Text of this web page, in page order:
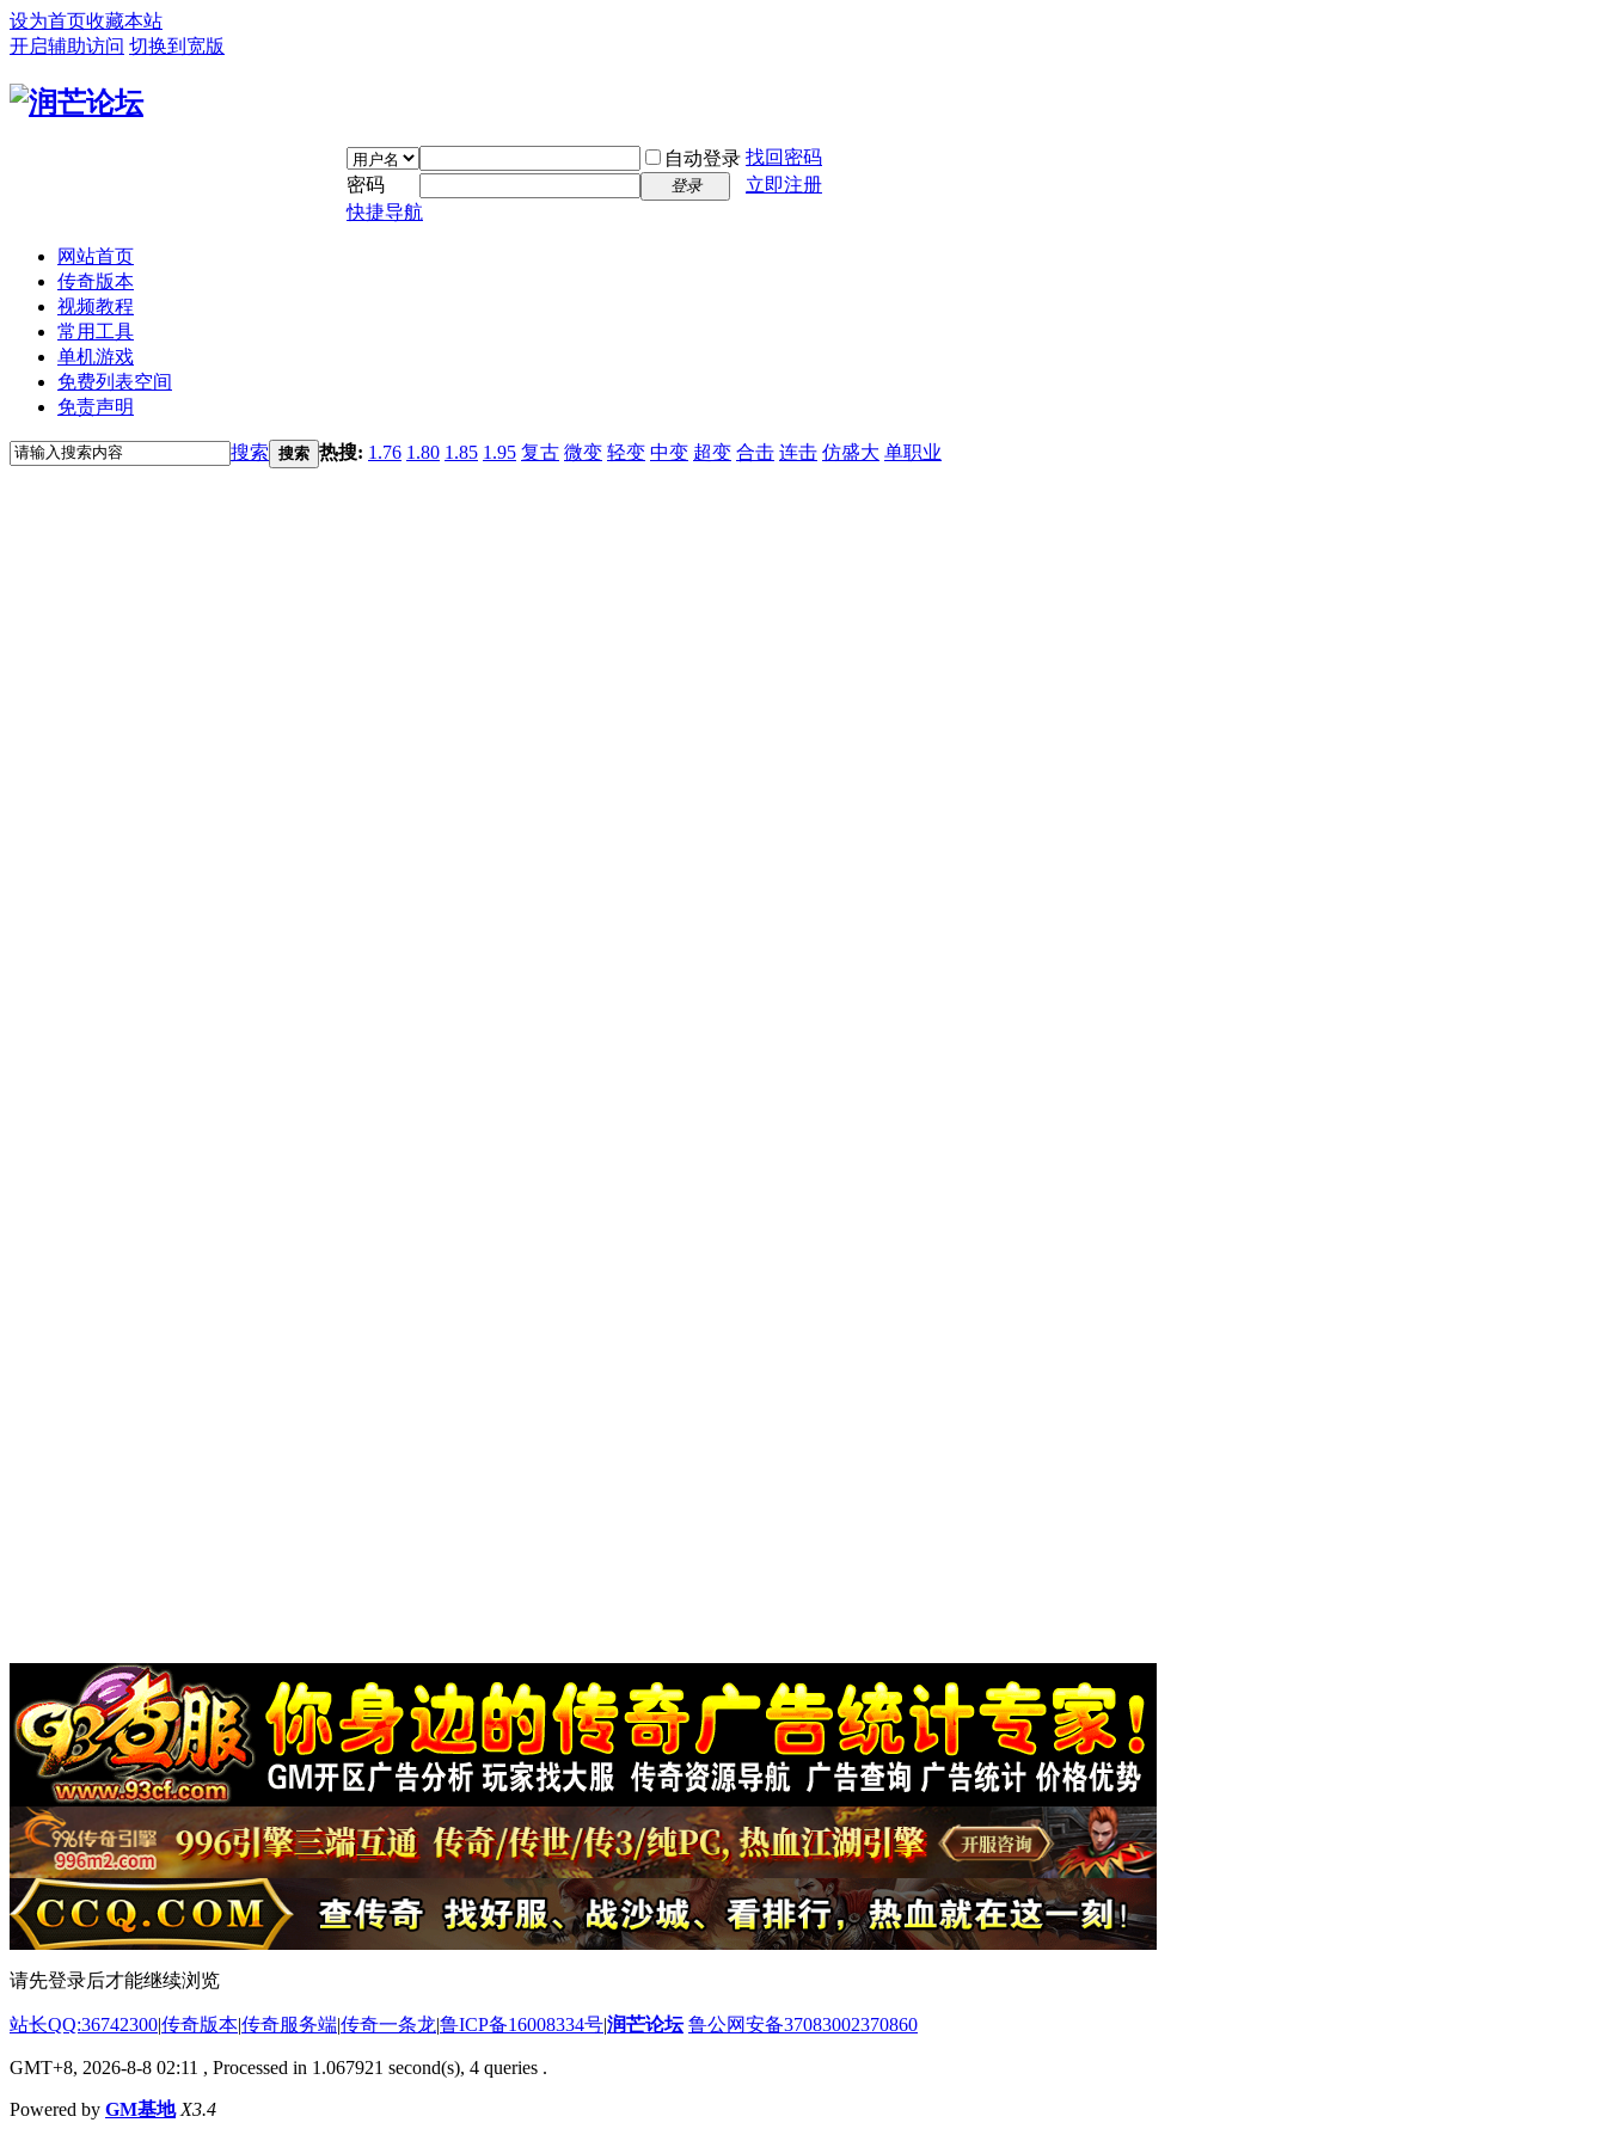
设为首页收藏本站
开启辅助访问 切换到宽版
自动登录 找回密码
密码
登录
立即注册
快捷导航
网站首页
传奇版本
视频教程
常用工具
单机游戏
免费列表空间
免责声明
搜索 搜索 热搜: 1.76 1.80 1.85 1.95 复古 微变 轻变 中变 超变 合击 连击 仿盛大 单职业
请先登录后才能继续浏览
站长QQ:36742300|传奇版本|传奇服务端|传奇一条龙|鲁ICP备16008334号|润芒论坛 鲁公网安备37083002370860
GMT+8, 2026-8-8 02:11 , Processed in 1.067921 second(s), 4 queries .
Powered by GM基地 X3.4